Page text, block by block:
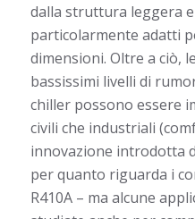
dalla struttura leggera
particolarmente adatti
dimensioni. Oltre a ciò,
bassissimi livelli di
chiller possono essere
civili che industriali
innovazione introdotta
per quanto riguarda i
R410A – ma alcune